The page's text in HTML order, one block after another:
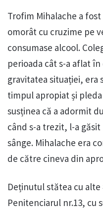
Trofim Mihalache a
omorât cu cruzime pe
consumase alcool.
perioada cât s-a aflat
gravitatea situației, era
timpul apropiat și
susținea că a adormit
când s-a trezit, l-a
sânge. Mihalache era
de către cineva din
Deținutul stătea cu
Penitenciarul nr.13, cu